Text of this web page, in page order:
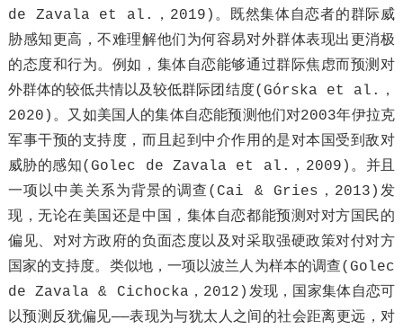
de Zavala et al.，2019)。既然集体自恋者的群际威
胁感知更高，不难理解他们为何容易对外群体表现出更消极
的态度和行为。例如，集体自恋能够通过群际焦虑而预测对
外群体的较低共情以及较低群际团结度(Górska et al.，
2020)。又如美国人的集体自恋能预测他们对2003年伊拉克
军事干预的支持度，而且起到中介作用的是对本国受到敌对
威胁的感知(Golec de Zavala et al.，2009)。并且
一项以中美关系为背景的调查(Cai & Gries，2013)发
现，无论在美国还是中国，集体自恋都能预测对对方国民的
偏见、对对方政府的负面态度以及对采取强硬政策对付对方
国家的支持度。类似地，一项以波兰人为样本的调查(Golec
de Zavala & Cichocka，2012)发现，国家集体自恋可
以预测反犹偏见——表现为与犹太人之间的社会距离更远，对